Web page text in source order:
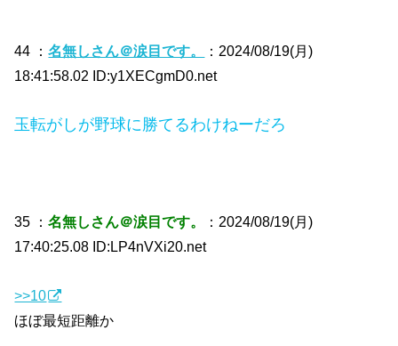
44 ：名無しさん＠涙目です。
：2024/08/19(月)
18:41:58.02 ID:y1XECgmD0.net
玉転がしが野球に勝てるわけねーだろ
35 ：名無しさん＠涙目です。
：2024/08/19(月)
17:40:25.08 ID:LP4nVXi20.net
>>10
ほぼ最短距離か